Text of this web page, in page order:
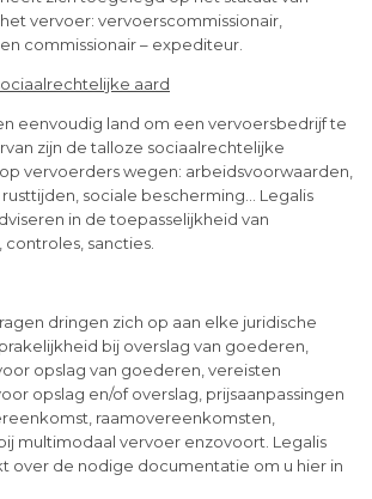
vervoer: vervoerscommissionair,
commissionair – expediteur.
aard
eenvoudig land om een vervoersbedrijf te
zijn de talloze sociaalrechtelijke
vervoerders wegen: arbeidsvoorwaarden,
sociale bescherming… Legalis
in de toepasselijkheid van
sancties.
dringen zich op aan elke juridische
bij overslag van goederen,
opslag van goederen, vereisten
opslag en/of overslag, prijsaanpassingen
raamovereenkomsten,
multimodaal vervoer enzovoort. Legalis
over de nodige documentatie om u hier in